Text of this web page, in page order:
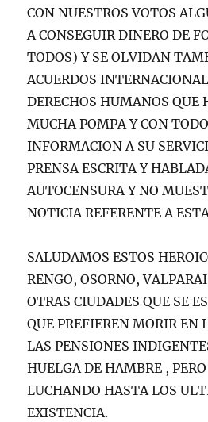
CON NUESTROS VOTOS
A CONSEGUIR DINERO DE
TODOS) Y SE OLVIDAN
ACUERDOS
DERECHOS HUMANOS QUE
MUCHA POMPA Y CON
INFORMACION A SU
PRENSA ESCRITA Y
AUTOCENSURA Y NO
NOTICIA REFERENTE A
SALUDAMOS ESTOS
RENGO, OSORNO,
OTRAS CIUDADES QUE SE
QUE PREFIEREN MORIR EN
LAS PENSIONES
HUELGA DE HAMBRE ,
LUCHANDO HASTA LOS
EXISTENCIA.